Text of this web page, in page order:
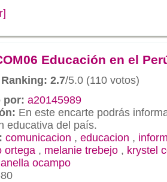
Educación en el
Ranking: 2.7/5.0 (110 votos)
por: a20145989
En este encarte podrás
educativa del país.
comunicacion , educacion ,
ortega , melanie trebejo , krystel
ocampo